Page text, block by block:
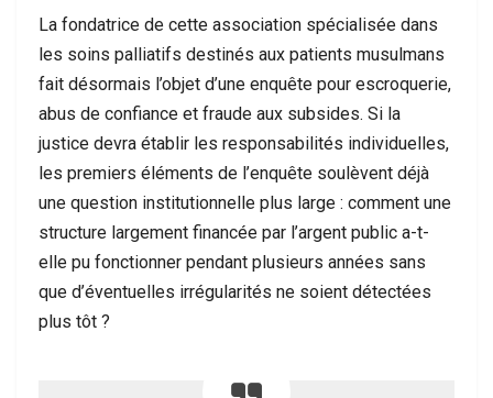
La fondatrice de cette association spécialisée dans
les soins palliatifs destinés aux patients musulmans
fait désormais l’objet d’une enquête pour escroquerie,
abus de confiance et fraude aux subsides. Si la
justice devra établir les responsabilités individuelles,
les premiers éléments de l’enquête soulèvent déjà
une question institutionnelle plus large : comment une
structure largement financée par l’argent public a-t-
elle pu fonctionner pendant plusieurs années sans
que d’éventuelles irrégularités ne soient détectées
plus tôt ?